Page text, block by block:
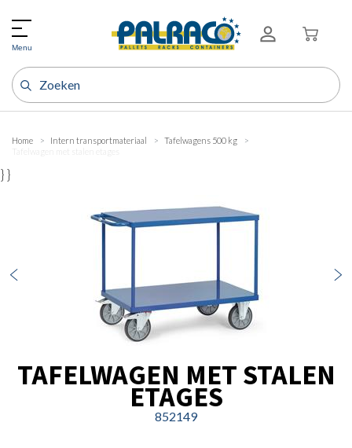
Menu
Home Intern transportmateriaal
Tafelwagens 500 kg
Tafelwagen met stalen etages
} }
TAFELWAGEN MET STALEN
ETAGES
852149